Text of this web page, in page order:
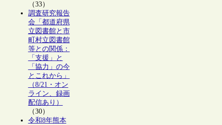
（33）
調査研究報告
会「都道府県
立図書館と市
町村立図書館
等との関係：
「支援」と
「協力」の今
とこれから」
（8/21・オン
ライン、録画
配信あり）
（30）
令和8年熊本